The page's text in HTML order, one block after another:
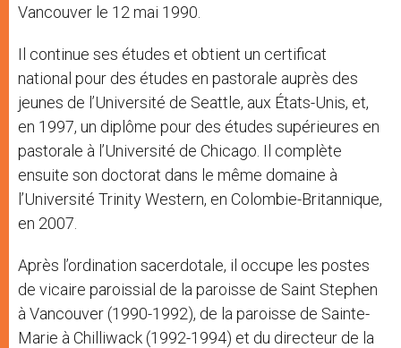
Vancouver le 12 mai 1990.
Il continue ses études et obtient un certificat
national pour des études en pastorale auprès des
jeunes de l’Université de Seattle, aux États-Unis, et,
en 1997, un diplôme pour des études supérieures en
pastorale à l’Université de Chicago. Il complète
ensuite son doctorat dans le même domaine à
l’Université Trinity Western, en Colombie-Britannique,
en 2007.
Après l’ordination sacerdotale, il occupe les postes
de vicaire paroissial de la paroisse de Saint Stephen
à Vancouver (1990-1992), de la paroisse de Sainte-
Marie à Chilliwack (1992-1994) et du directeur de la